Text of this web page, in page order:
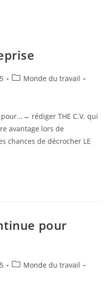
Monde du travail
rédiger THE C.V. qui
avantage lors de
chances de décrocher LE
pour
Monde du travail